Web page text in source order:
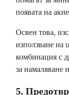
появата на
Освен това,
използване на
комбинация с
за намаляване
5.